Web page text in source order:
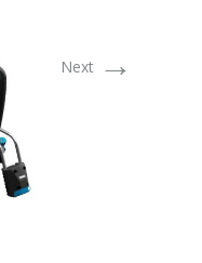
Next →